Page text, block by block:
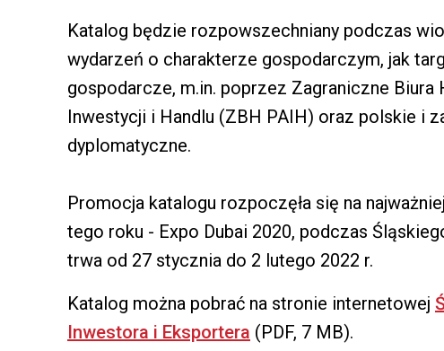
Katalog będzie rozpowszechniany podczas
wydarzeń o charakterze gospodarczym, jak
gospodarcze, m.in. poprzez Zagraniczne Biura
Inwestycji i Handlu (ZBH PAIH) oraz polskie i
dyplomatyczne.
Promocja katalogu rozpoczęła się na
tego roku - Expo Dubai 2020, podczas
trwa od 27 stycznia do 2 lutego 2022 r.
Katalog można pobrać na stronie internetowej
Inwestora i Eksportera (PDF, 7 MB).